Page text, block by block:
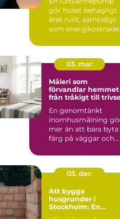
inomhusklimat
gör huset behagligt
året runt, samtidigt
som
03. mar
Måleri som
förvandlar hemmet
från tråkigt till
En genomtänkt
inomhusmålning
mer än att bara byta
färg på väggar och
föra...
03. dec
Att bygga
husgrunder i
Stockholm: En